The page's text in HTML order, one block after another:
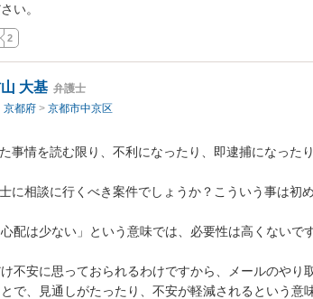
い。
2
大基 弁護士
京都府 > 京都市中京区
事情を読む限り、不利になったり、即逮捕になった
に相談に行くべき案件でしょうか？こういう事は初
心配は少ない」という意味では、必要性は高くないです
不安に思っておられるわけですから、メールのやり
で、見通しがたったり、不安が軽減されるという意